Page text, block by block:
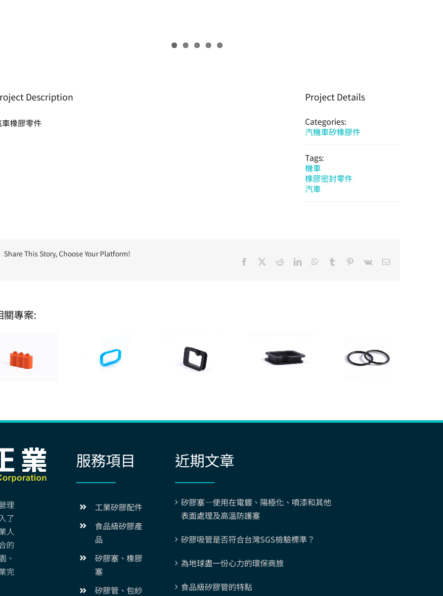
Description
橡膠零件
Project Details
Categories:
汽機車矽橡膠件
Tags:
機車
橡膠密封零件
汽車
Share This Story, Choose Your Platform!
Facebook RedditLinkedInWhatsApp
Tumblr Pinterest
Vk Email:
關專案:
理
了
人
的
、
完
服務項目
工業矽膠配件
食品級矽膠產
品
矽膠塞、橡膠
塞
矽膠管、包紗
近期文章
矽膠塞—使用在電鍍、陽極化、噴漆和其他
表面處理及高溫防護塞
矽膠吸管是否符合台灣SGS檢驗標準？
為地球盡一份心力的環保商旅
食品級矽膠管的特點